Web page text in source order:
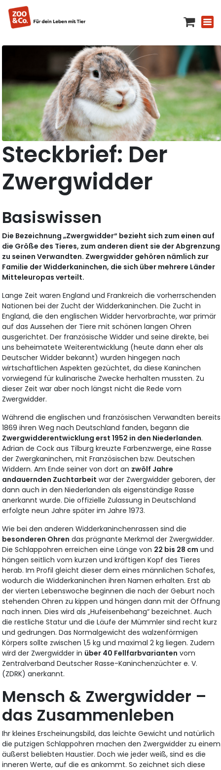
Steckbrief: Der
Zwergwidder
Basiswissen
Die Bezeichnung „Zwergwidder“ bezieht sich zum einen auf
die Größe des Tieres, zum anderen dient sie der Abgrenzung
zu seinen Verwandten. Zwergwidder gehören nämlich zur
Familie der Widderkaninchen, die sich über mehrere Länder
Mitteleuropas verteilt.
Lange Zeit waren England und Frankreich die vorherrschenden
Nationen bei der Zucht der Widderkaninchen. Die Zucht in
England, die den englischen Widder hervorbrachte, war primär
auf das Aussehen der Tiere mit schönen langen Ohren
ausgerichtet. Der französische Widder und seine direkte, bei
uns beheimatete Weiterentwicklung (heute dann eher als
Deutscher Widder bekannt) wurden hingegen nach
wirtschaftlichen Aspekten gezüchtet, da diese Kaninchen
vorwiegend für kulinarische Zwecke herhalten mussten. Zu
dieser Zeit war aber noch längst nicht die Rede vom
Zwergwidder.
Während die englischen und französischen Verwandten bereits
1869 ihren Weg nach Deutschland fanden, begann die
Zwergwidderentwicklung erst 1952 in den Niederlanden.
Adrian de Cock aus Tilburg kreuzte Farbenzwerge, eine Rasse
der Zwergkaninchen, mit Französischen bzw. Deutschen
Widdern. Am Ende seiner von dort an zwölf Jahre
andauernden Zuchtarbeit war der Zwergwidder geboren, der
dann auch in den Niederlanden als eigenständige Rasse
anerkannt wurde. Die offizielle Zulassung in Deutschland
erfolgte neun Jahre später im Jahre 1973.
Wie bei den anderen Widderkaninchenrassen sind die
besonderen Ohren das prägnante Merkmal der Zwergwidder.
Die Schlappohren erreichen eine Länge von 22 bis 28 cm und
hängen seitlich vom kurzen und kräftigen Kopf des Tieres
herab. Im Profil gleicht dieser dem eines männlichen Schafes,
wodurch die Widderkaninchen ihren Namen erhalten. Erst ab
der vierten Lebenswoche beginnen die nach der Geburt noch
stehenden Ohren zu kippen und hängen dann mit der Öffnung
nach innen. Dies wird als „Hufeisenbehang“ bezeichnet. Auch
die restliche Statur und die Läufe der Mümmler sind recht kurz
und gedrungen. Das Normalgewicht des walzenförmigen
Körpers sollte zwischen 1,5 kg und maximal 2 kg liegen. Zudem
wird der Zwergwidder in über 40 Fellfarbvarianten vom
Zentralverband Deutscher Rasse-Kaninchenzüchter e. V.
(ZDRK) anerkannt.
Mensch & Zwergwidder –
das Zusammenleben
Ihr kleines Erscheinungsbild, das leichte Gewicht und natürlich
die putzigen Schlappohren machen den Zwergwidder zu einem
äußerst beliebten Haustier. Doch wie jeder weiß, sind es die
inneren Werte, auf die es ankommt. So zeichnet sich diese